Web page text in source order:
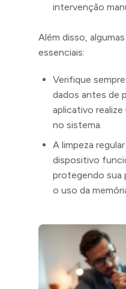
intervenção
Além disso,
essenciais:
Verifique
dados antes de
aplicativo
no sistema.
A limpeza
dispositivo
protegendo sua
o uso da